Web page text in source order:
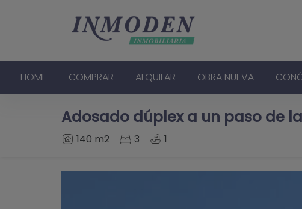
HOME COMPRAR ALQUILAR OBRA NUEVA
Adosado dúplex a un paso de
140 m2 3 1